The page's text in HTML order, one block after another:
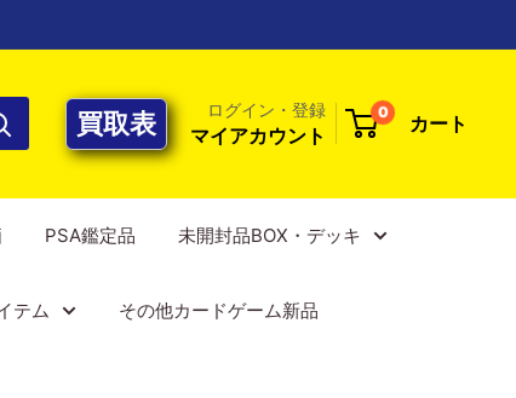
買取表 ログイン・登録
マイアカウント
0 カート
PSA鑑定品 未開封品BOX・デッキ
テム その他カードゲーム新品